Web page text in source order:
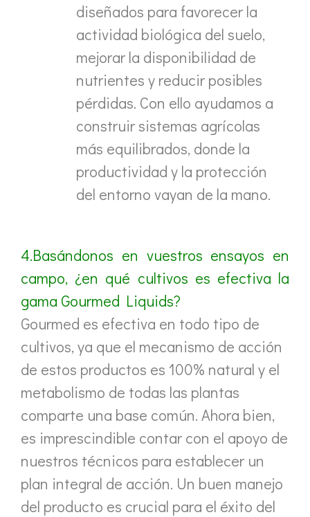
diseñados para favorecer la
actividad biológica del suelo,
mejorar la disponibilidad de
nutrientes y reducir posibles
pérdidas. Con ello ayudamos a
construir sistemas agrícolas
más equilibrados, donde la
productividad y la protección
del entorno vayan de la mano.
4.Basándonos en vuestros ensayos en
campo, ¿en qué cultivos es efectiva la
gama Gourmed Liquids?
Gourmed es efectiva en todo tipo de
cultivos, ya que el mecanismo de acción
de estos productos es 100% natural y el
metabolismo de todas las plantas
comparte una base común. Ahora bien,
es imprescindible contar con el apoyo de
nuestros técnicos para establecer un
plan integral de acción. Un buen manejo
del producto es crucial para el éxito del